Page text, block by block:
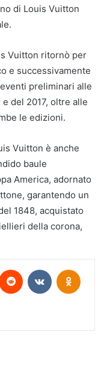
di Louis Vuitton
Vuitton ritornò per
e successivamente
preliminari alle
del 2017, oltre alle
le edizioni.
Vuitton è anche
baule
America, adornato
garantendo un
1848, acquistato
della corona,
Reddit VKontakte